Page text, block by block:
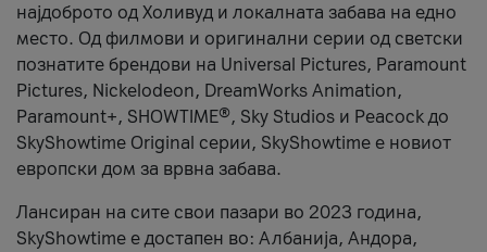
најдоброто од Холивуд и локалната забава на едно
место. Од филмови и оригинални серии од светски
познатите брендови на Universal Pictures, Paramount
Pictures, Nickelodeon, DreamWorks Animation,
Paramount+, SHOWTIME®, Sky Studios и Peacock до
SkyShowtime Original серии, SkyShowtime е новиот
европски дом за врвна забава.
Лансиран на сите свои пазари во 2023 година,
SkyShowtime е достапен во: Албанија, Андора,